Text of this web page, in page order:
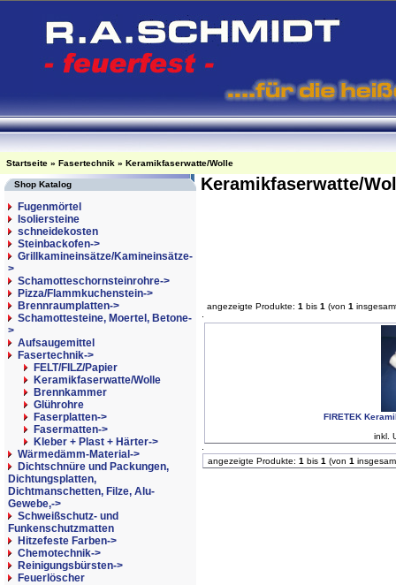
Startseite » Fasertechnik » Keramikfaserwatte/Wolle
Shop Katalog
Fugenmörtel
Isoliersteine
schneidekosten
Steinbackofen->
Grillkamineinsätze/Kamineinsätze-
>
Schamotteschornsteinrohre->
Pizza/Flammkuchenstein->
Brennraumplatten->
Schamottesteine, Moertel, Betone-
>
Aufsaugemittel
Fasertechnik->
FELT/FILZ/Papier
Keramikfaserwatte/Wolle
Brennkammer
Glührohre
Faserplatten->
Fasermatten->
Kleber + Plast + Härter->
Wärmedämm-Material->
Dichtschnüre und Packungen,
Dichtungsplatten,
Dichtmanschetten, Filze, Alu-
Gewebe,->
Schweißschutz- und
Funkenschutzmatten
Hitzefeste Farben->
Chemotechnik->
Reinigungsbürsten->
Feuerlöscher
Keramikfaserwatte/
angezeigte Produkte: 1 bis 1 (von 1
FIRETEK
inkl.
angezeigte Produkte: 1 bis 1 (von 1